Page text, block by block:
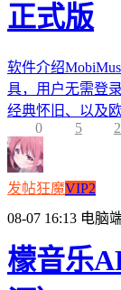
正式版
软件介绍
具，用户无需登
经典怀旧、以及
0
5
发帖狂魔VIP2
08-07 16:13 电脑
檬音乐